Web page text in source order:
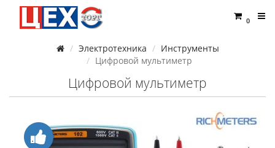
0
Электротехника
Инструменты
Цифровой мультиметр
Цифровой мультиметр